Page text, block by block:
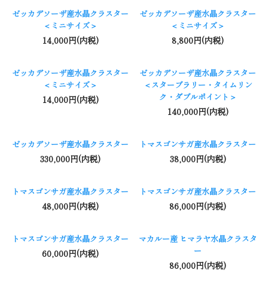
ゼッカデソーザ産水晶クラスター
＜ミニサイズ＞
14,000円(内税)
ゼッカデソーザ産水晶クラスター
＜ミニサイズ＞
8,800円(内税)
ゼッカデソーザ産水晶クラスター
＜ミニサイズ＞
14,000円(内税)
ゼッカデソーザ産水晶クラスター
＜スターブラリー・タイムリン
ク・ダブルポイント＞
140,000円(内税)
ゼッカデソーザ産水晶クラスター
330,000円(内税)
トマスゴンサガ産水晶クラスター
38,000円(内税)
トマスゴンサガ産水晶クラスター
48,000円(内税)
トマスゴンサガ産水晶クラスター
86,000円(内税)
トマスゴンサガ産水晶クラスター
60,000円(内税)
マカルー産 ヒマラヤ水晶クラスタ
ー
86,000円(内税)